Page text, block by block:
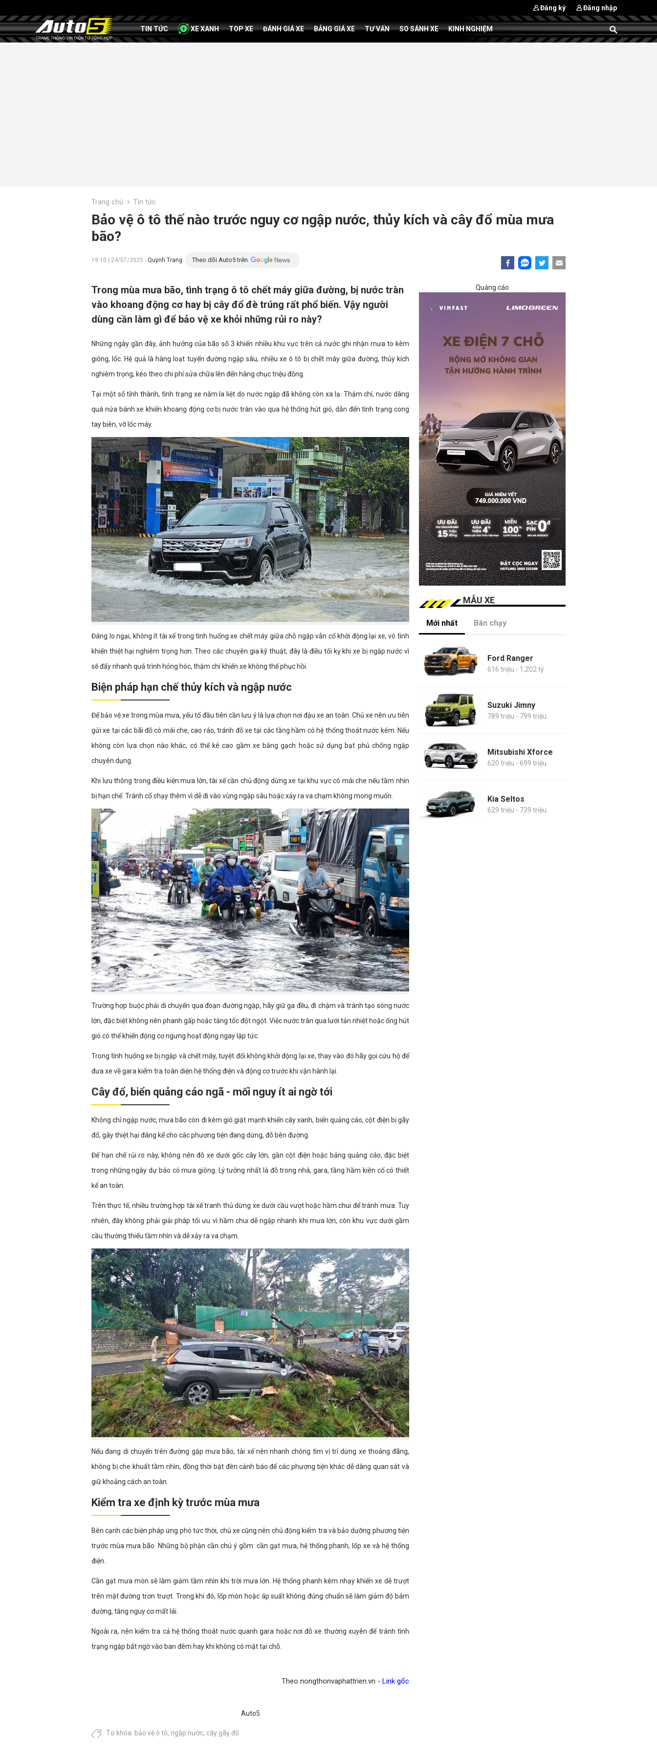
Đăng ký Đăng nhập
TIN TỨC XE XANH TOP XE ĐÁNH GIÁ XE BẢNG GIÁ XE TƯ VẤN SO SÁNH XE KINH NGHIỆM
Trang chủ › Tin tức
Bảo vệ ô tô thế nào trước nguy cơ ngập nước, thủy kích và cây đổ mùa mưa
bão?
19:10 | 24/07/2025 - Quỳnh Trang Theo dõi Auto5 trên
Trong mùa mưa bão, tình trạng ô tô chết máy giữa đường, bị nước tràn
vào khoang động cơ hay bị cây đổ đè trúng rất phổ biến. Vậy người
dùng cần làm gì để bảo vệ xe khỏi những rủi ro này?
Những ngày gần đây, ảnh hưởng của bão số 3 khiến nhiều khu vực trên cả nước ghi nhận mưa to kèm
giông, lốc. Hệ quả là hàng loạt tuyến đường ngập sâu, nhiều xe ô tô bị chết máy giữa đường, thủy kích
nghiêm trọng, kéo theo chi phí sửa chữa lên đến hàng chục triệu đồng.
Tại một số tỉnh thành, tình trạng xe nằm la liệt do nước ngập đã không còn xa lạ. Thậm chí, nước dâng
quá nửa bánh xe khiến khoang động cơ bị nước tràn vào qua hệ thống hút gió, dẫn đến tình trạng cong
tay biên, vỡ lốc máy.
Đáng lo ngại, không ít tài xế trong tình huống xe chết máy giữa chỗ ngập vẫn cố khởi động lại xe, vô tình
khiến thiệt hại nghiêm trọng hơn. Theo các chuyên gia kỹ thuật, đây là điều tối kỵ khi xe bị ngập nước vì
sẽ đẩy nhanh quá trình hỏng hóc, thậm chí khiến xe không thể phục hồi.
Biện pháp hạn chế thủy kích và ngập nước
Để bảo vệ xe trong mùa mưa, yếu tố đầu tiên cần lưu ý là lựa chọn nơi đậu xe an toàn. Chủ xe nên ưu tiên
gửi xe tại các bãi đỗ có mái che, cao ráo, tránh đỗ xe tại các tầng hầm có hệ thống thoát nước kém. Nếu
không còn lựa chọn nào khác, có thể kê cao gầm xe bằng gạch hoặc sử dụng bạt phủ chống ngập
chuyên dụng.
Khi lưu thông trong điều kiện mưa lớn, tài xế cần chủ động dừng xe tại khu vực có mái che nếu tầm nhìn
bị hạn chế. Tránh cố chạy thêm vì dễ đi vào vùng ngập sâu hoặc xảy ra va chạm không mong muốn.
Trường hợp buộc phải di chuyển qua đoạn đường ngập, hãy giữ ga đều, đi chậm và tránh tạo sóng nước
lớn, đặc biệt không nên phanh gấp hoặc tăng tốc đột ngột. Việc nước tràn qua lưới tản nhiệt hoặc ống hút
gió có thể khiến động cơ ngưng hoạt động ngay lập tức.
Trong tình huống xe bị ngập và chết máy, tuyệt đối không khởi động lại xe, thay vào đó hãy gọi cứu hộ để
đưa xe về gara kiểm tra toàn diện hệ thống điện và động cơ trước khi vận hành lại.
Cây đổ, biển quảng cáo ngã - mối nguy ít ai ngờ tới
Không chỉ ngập nước, mưa bão còn đi kèm gió giật mạnh khiến cây xanh, biển quảng cáo, cột điện bị gãy
đổ, gây thiệt hại đáng kể cho các phương tiện đang dừng, đỗ bên đường.
Để hạn chế rủi ro này, không nên đỗ xe dưới gốc cây lớn, gần cột điện hoặc bảng quảng cáo, đặc biệt
trong những ngày dự báo có mưa giông. Lý tưởng nhất là đỗ trong nhà, gara, tầng hầm kiên cố có thiết
kế an toàn.
Trên thực tế, nhiều trường hợp tài xế tranh thủ dừng xe dưới cầu vượt hoặc hầm chui để tránh mưa. Tuy
nhiên, đây không phải giải pháp tối ưu vì hầm chui dễ ngập nhanh khi mưa lớn, còn khu vực dưới gầm
cầu thường thiếu tầm nhìn và dễ xảy ra va chạm.
Nếu đang di chuyển trên đường gặp mưa bão, tài xế nên nhanh chóng tìm vị trí dừng xe thoáng đãng,
không bị che khuất tầm nhìn, đồng thời bật đèn cảnh báo để các phương tiện khác dễ dàng quan sát và
giữ khoảng cách an toàn.
Kiểm tra xe định kỳ trước mùa mưa
Bên cạnh các biện pháp ứng phó tức thời, chủ xe cũng nên chủ động kiểm tra và bảo dưỡng phương tiện
trước mùa mưa bão. Những bộ phận cần chú ý gồm: cần gạt mưa, hệ thống phanh, lốp xe và hệ thống
điện.
Cần gạt mưa mòn sẽ làm giảm tầm nhìn khi trời mưa lớn. Hệ thống phanh kém nhạy khiến xe dễ trượt
trên mặt đường trơn trượt. Trong khi đó, lốp mòn hoặc áp suất không đúng chuẩn sẽ làm giảm độ bám
đường, tăng nguy cơ mất lái.
Ngoài ra, nên kiểm tra cả hệ thống thoát nước quanh gara hoặc nơi đỗ xe thường xuyên để tránh tình
trạng ngập bất ngờ vào ban đêm hay khi không có mặt tại chỗ.
Theo nongthonvaphattrien.vn - Link gốc
Auto5
Từ khóa: bảo vệ ô tô, ngập nước, cây gãy đổ
Quảng cáo
MẪU XE
Mới nhất Bán chạy
Ford Ranger
616 triệu - 1,202 tỷ
Suzuki Jimny
789 triệu - 799 triệu
Mitsubishi Xforce
620 triệu - 699 triệu
Kia Seltos
629 triệu - 739 triệu